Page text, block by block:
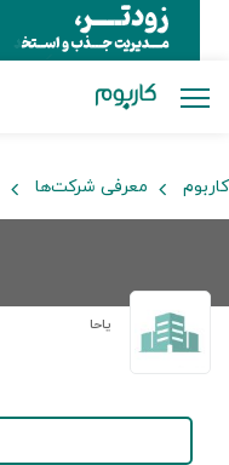
کاربوم معرفی شرکت‌ها
یاحا